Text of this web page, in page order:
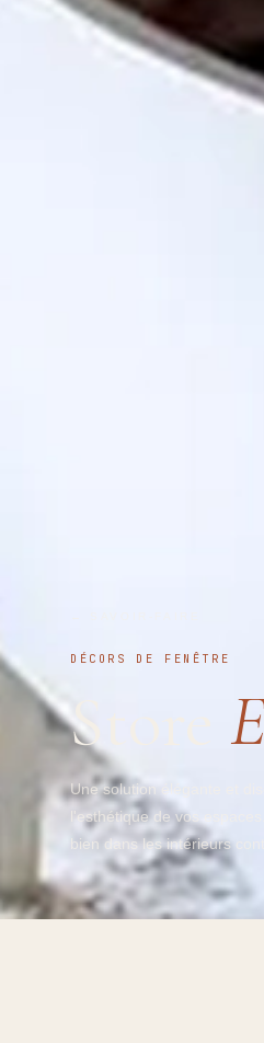
DÉCORS DE FENÊTRE
Store
Une solution élégante et
l'esthétique de vos
bien dans les intérieurs